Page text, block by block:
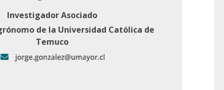
Investigador Asociado
de la Universidad Católica de
Temuco